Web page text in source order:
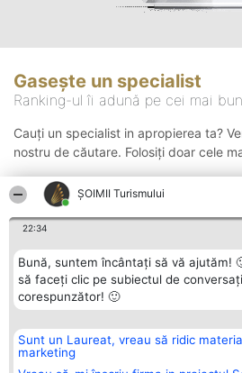
ȘOIMII Turismului
22:34
Bună, suntem încântați să vă ajutăm!
să faceți clic pe subiectul de
corespunzător! 🙂
Sunt un Laureat, vreau să ridic
marketing
Gasește un specialist
Ranking-ul îi adună pe cei mai
Cauți un specialist in apropierea ta?
nostru de căutare. Folosiți doar cele
Organizator Ranking
BRIGHT SOLUTIONS BR SRL
Aleea Timisul De Sus 2 Bl. A30
Plebiscyt
Lista Tuturor